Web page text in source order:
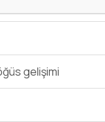
gelişimi